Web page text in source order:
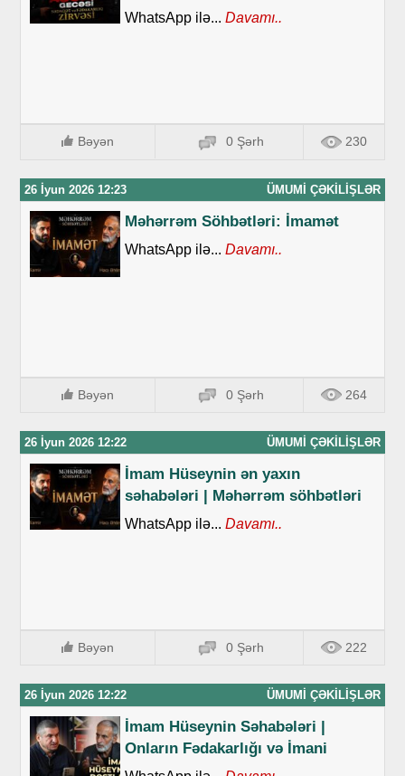
WhatsApp ilə... Davamı..
Bəyən 0 Şərh 230
26 İyun 2026 12:23 ÜMUMI ÇƏKILIŞLƏR
Məhərrəm Söhbətləri: İmamət
WhatsApp ilə... Davamı..
Bəyən 0 Şərh 264
26 İyun 2026 12:22 ÜMUMI ÇƏKILIŞLƏR
İmam Hüseynin ən yaxın
səhabələri | Məhərrəm söhbətləri
WhatsApp ilə... Davamı..
Bəyən 0 Şərh 222
26 İyun 2026 12:22 ÜMUMI ÇƏKILIŞLƏR
İmam Hüseynin Səhabələri |
Onların Fədakarlığı və İmani